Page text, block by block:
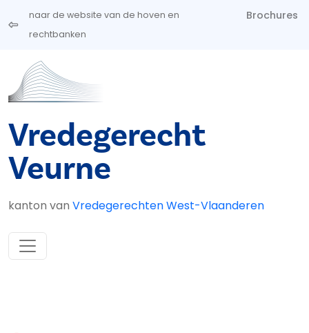
Overslaan en naar de inhoud gaan
naar de website van de hoven en
rechtbanken
Brochures
Vredegerecht
Veurne
kanton van Vredegerechten West-Vlaanderen